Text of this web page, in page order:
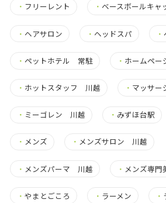
・ フリーレント ・ ベースボールキャ
・ ヘアサロン ・ ヘッドスパ ・
・ ペットホテル 常駐 ・ ホームペー
・ ホットスタッフ 川越 ・ マッサー
・ ミーゴレン 川越 ・ みずほ台駅
・ メンズ ・ メンズサロン 川越
・ メンズパーマ 川越 ・ メンズ専門
・ やまとごころ ・ ラーメン ・